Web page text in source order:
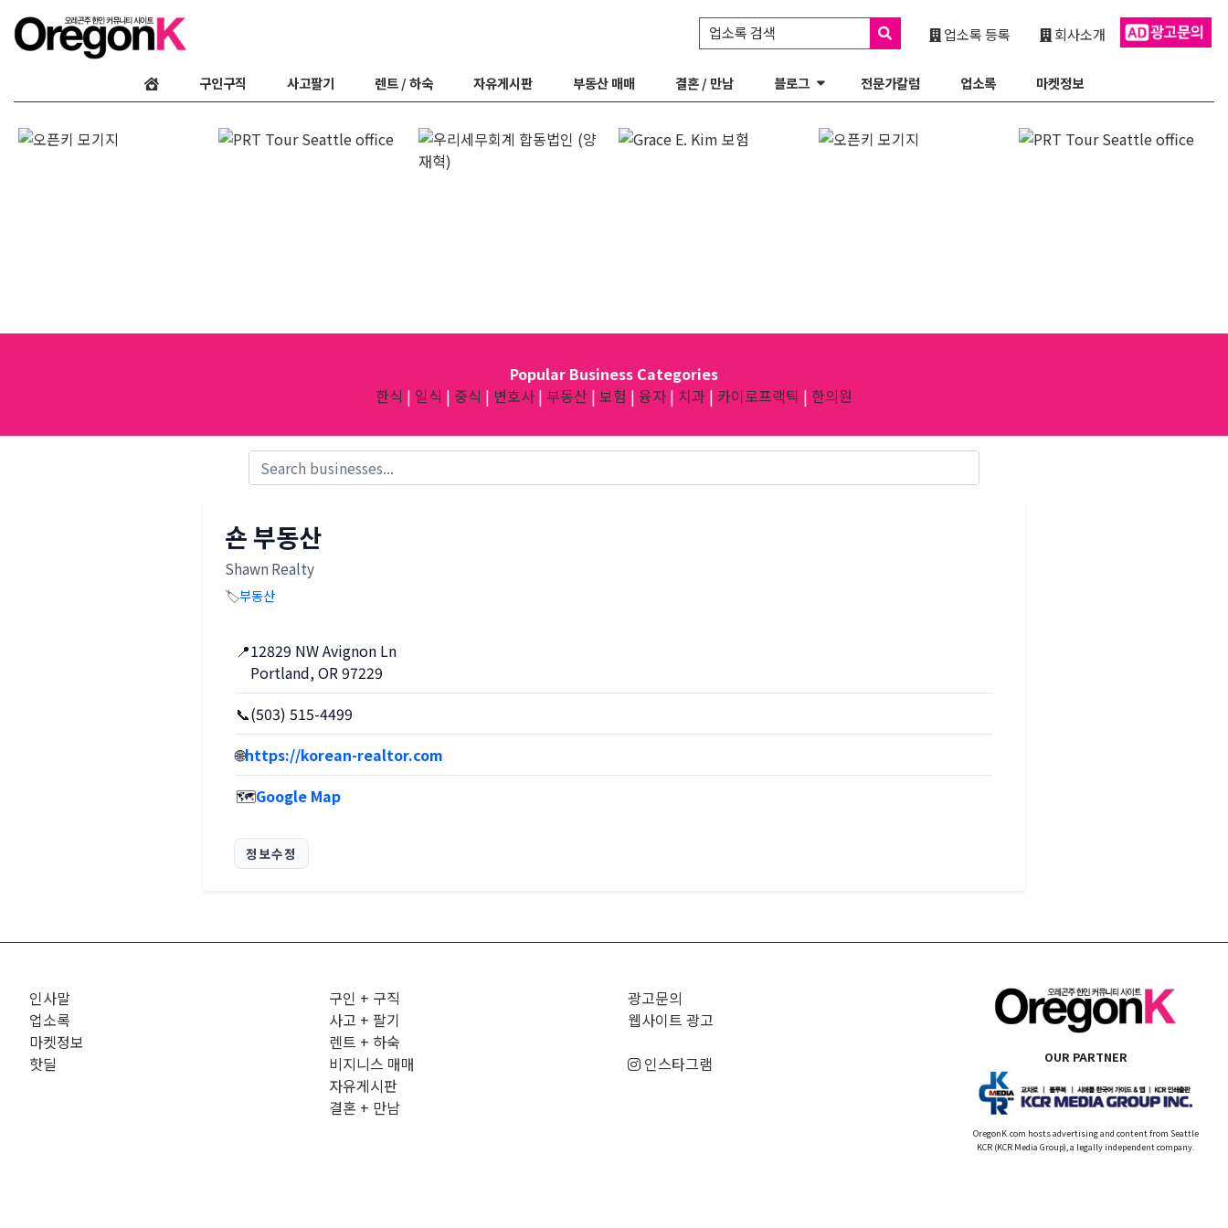
회사소개
업소록 등록
업소록 검색
구인구직 사고팔기 렌트 / 하숙 자유게시판 부동산 매매 결혼 / 만남 블로그 전문가칼럼 업소록 마켓정보
Popular Business Categories
한식 | 일식 | 중식 | 변호사 | 부동산 | 보험 | 융자 | 치과 | 카이로프랙틱 | 한의원
숀 부동산
Shawn Realty
🏷️부동산
📍12829 NW Avignon Ln
Portland, OR 97229
📞(503) 515-4499
🌐https://korean-realtor.com
🗺️Google Map
정보수정
인사말
업소록
마켓정보
핫딜
구인 + 구직
사고 + 팔기
렌트 + 하숙
비지니스 매매
자유게시판
결혼 + 만남
광고문의
웹사이트 광고
인스타그램
OUR PARTNER
OregonK.com hosts advertising and content from Seattle
KCR (KCR Media Group), a legally independent company.